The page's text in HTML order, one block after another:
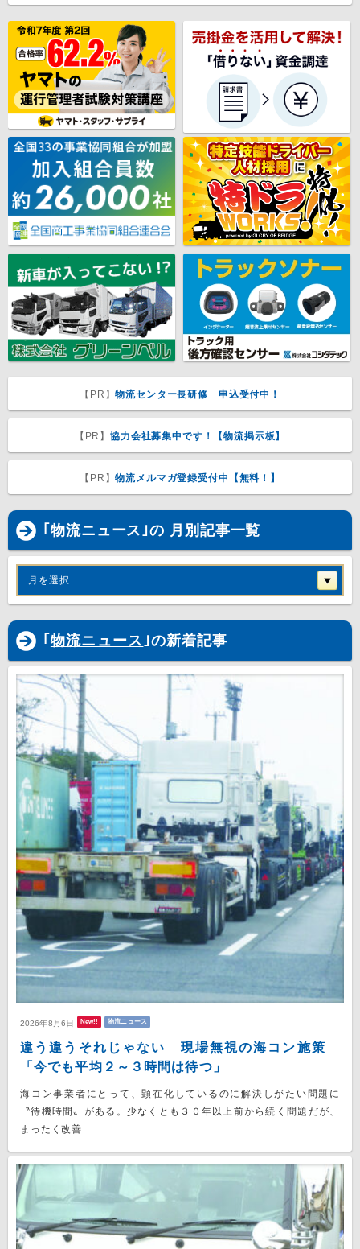
【PR】物流センター長研修 申込受付中！
【PR】協力会社募集中です！【物流掲示板】
【PR】物流メルマガ登録受付中【無料！】
｢物流ニュース｣の 月別記事一覧
月を選択
｢ 物流ニュース｣の新着記事
2026年8月6日 New!! 物流ニュース
違う違うそれじゃない 現場無視の海コン施策
「今でも平均２～３時間は待つ」
海コン事業者にとって、顕在化しているのに解決しがたい問題に
〝待機時間〟がある。少なくとも３０年以上前から続く問題だが、
まったく改善...